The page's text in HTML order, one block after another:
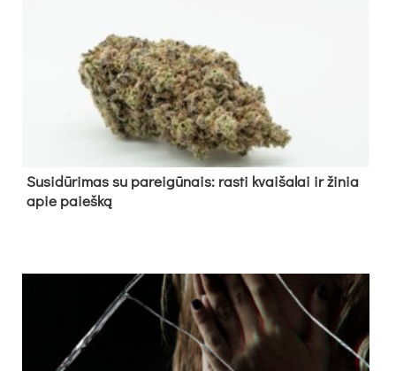
Su­si­dū­ri­mas su pa­rei­gū­nais: ras­ti kvai­ša­lai ir ži­nia
apie paieš­ką